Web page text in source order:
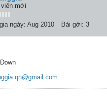
mới
ngày: Aug 2010 Bài gởi: 3